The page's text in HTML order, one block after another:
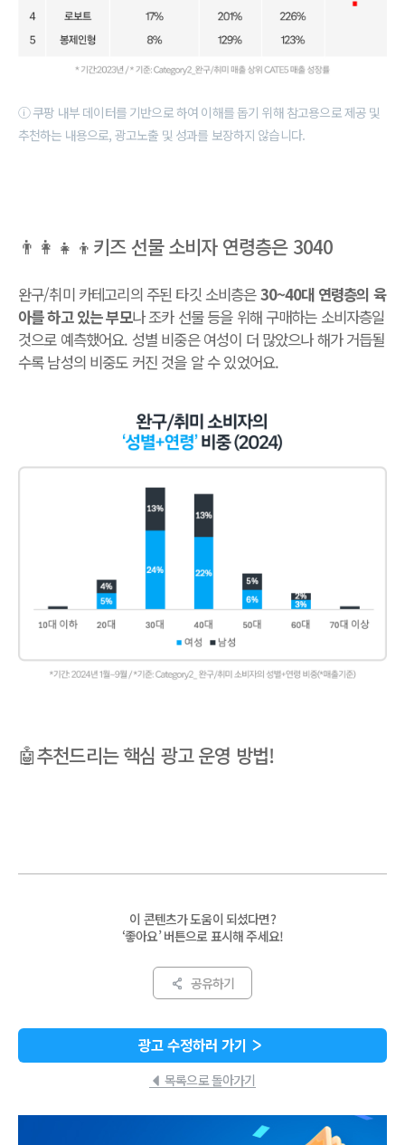
ⓘ 쿠팡 내부 데이터를 기반으로 하여 이해를 돕기 위해 참고용으로 제공 및
추천하는 내용으로, 광고노출 및 성과를 보장하지 않습니다.
👨‍👩‍👧‍👦키즈 선물 소비자 연령층은 3040
완구/취미 카테고리의 주된 타깃 소비층은30~40대 연령층의 육
아를 하고 있는 부모나 조카 선물 등을 위해 구매하는 소비자층일
것으로 예측했어요. 성별 비중은 여성이 더 많았으나 해가 거듭될
수록 남성의 비중도 커진 것을 알 수 있었어요.
🤖추천드리는 핵심 광고 운영 방법!
이 콘텐츠가 도움이 되셨다면?
‘좋아요’ 버튼으로 표시해 주세요!
공유하기
광고 수정하러 가기
목록으로 돌아가기